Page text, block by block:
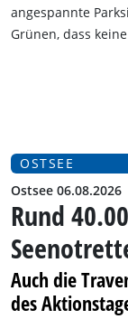
angespannte
Grünen, dass
OSTSEE
Ostsee 06.08.2026
Rund
Auch die
des